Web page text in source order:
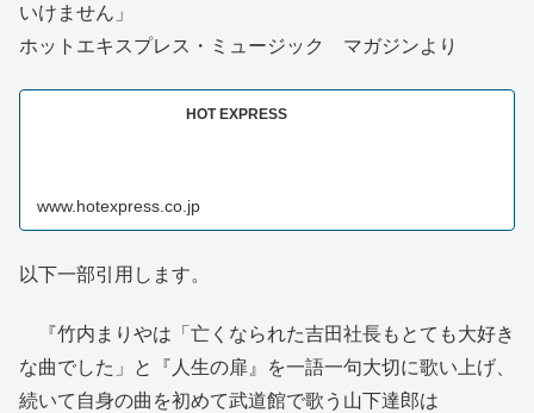
いけません」
ホットエキスプレス・ミュージック マガジンより
HOT EXPRESS
www.hotexpress.co.jp
以下一部引用します。
『竹内まりやは「亡くなられた吉田社長もとても大好き
な曲でした」と『人生の扉』を一語一句大切に歌い上げ、
続いて自身の曲を初めて武道館で歌う山下達郎は